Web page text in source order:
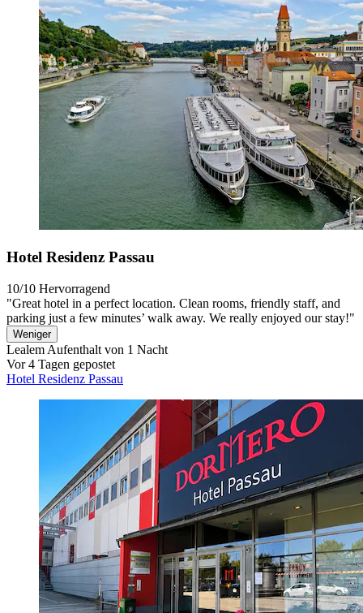
Hotel Residenz Passau
10/10 Hervorragend
"Great hotel in a perfect location. Clean rooms, friendly staff, and
parking just a few minutes’ walk away. We really enjoyed our stay!"
Weniger
Lealem Aufenthalt von 1 Nacht
Vor 4 Tagen gepostet
Hotel Residenz Passau